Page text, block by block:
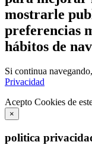
mostrarle
preferencias
hábitos de
Si continua
Privacidad
Acepto Cookies de
×
politica